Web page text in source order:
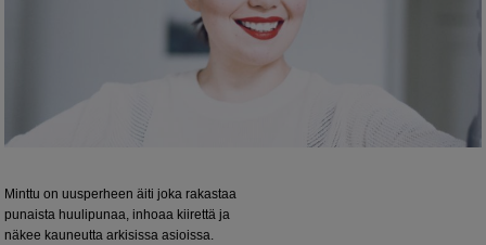
Minttu on uusperheen äiti joka rakastaa
punaista huulipunaa, inhoaa kiirettä ja
näkee kauneutta arkisissa asioissa.